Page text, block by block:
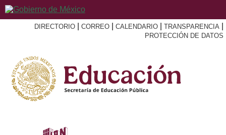
DIRECTORIO CORREO CALENDARIO TRANSPARENCIA
PROTECCIÓN DE DATOS